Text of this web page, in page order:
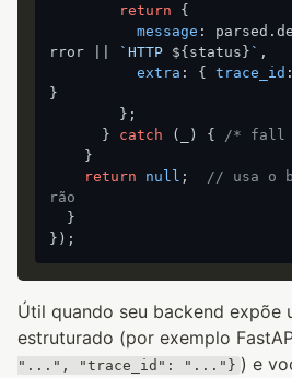
return {
message : parsed.
rror || `HTTP ${status} ` ,
extra : { trace_id
}
      }
catch (_) { /* fall
return
null ; // usa o
rão
Útil quando seu backend expõe
estruturado (por exemplo
"...", "trace_id": "..."} ) e